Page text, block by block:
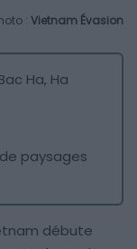
: Vietnam Évasion
Ha, Ha
paysages
débute